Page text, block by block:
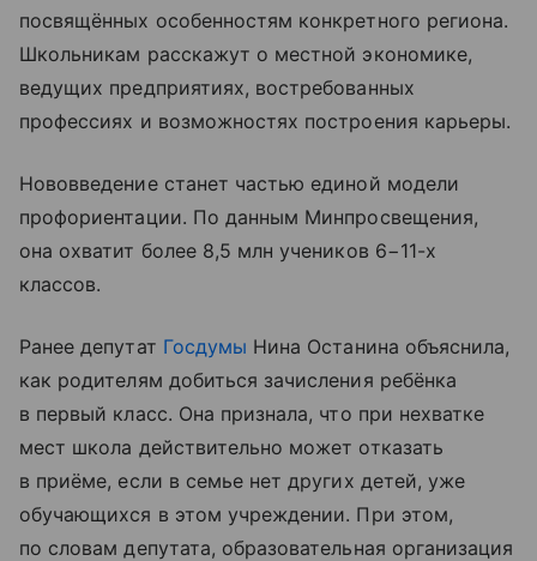
посвящённых особенностям конкретного региона.
Школьникам расскажут о местной экономике,
ведущих предприятиях, востребованных
профессиях и возможностях построения карьеры.
Нововведение станет частью единой модели
профориентации. По данным Минпросвещения,
она охватит более 8,5 млн учеников 6−11-х
классов.
Ранее депутат Госдумы Нина Останина объяснила,
как родителям добиться зачисления ребёнка
в первый класс. Она признала, что при нехватке
мест школа действительно может отказать
в приёме, если в семье нет других детей, уже
обучающихся в этом учреждении. При этом,
по словам депутата, образовательная организация